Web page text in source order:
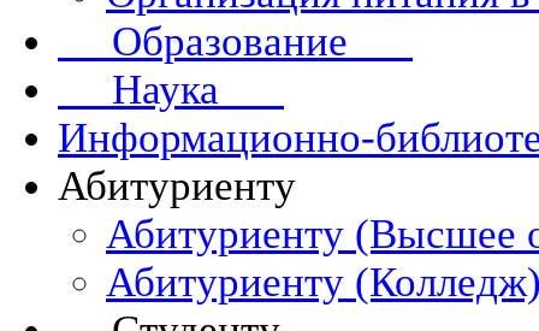
Образование
Наука
Информационно-
Абитуриенту
Абитуриенту (Высшее
Абитуриенту